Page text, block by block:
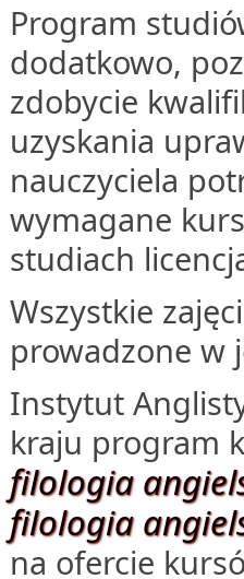
Program
dodatkowo,
zdobycie
uzyskania
nauczyciela
wymagane
studiach
Wszystkie
prowadzone w
Instytut
kraju program
filologia
filologia
na ofercie